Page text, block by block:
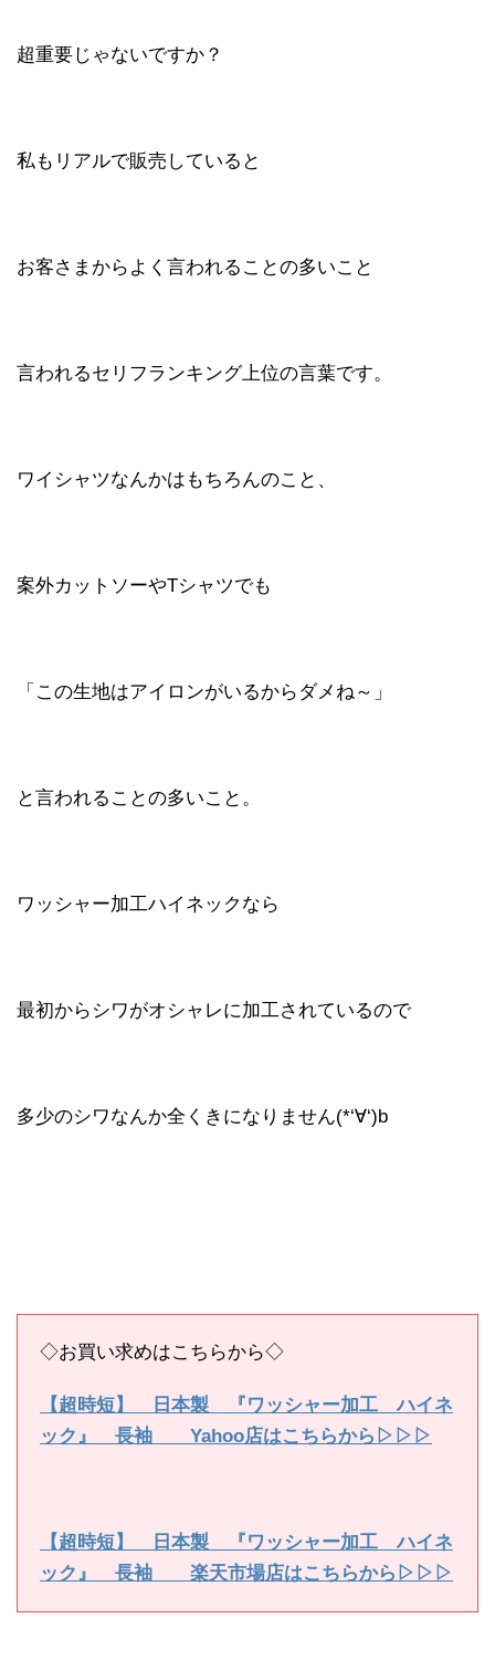
超重要じゃないですか？
私もリアルで販売していると
お客さまからよく言われることの多いこと
言われるセリフランキング上位の言葉です。
ワイシャツなんかはもちろんのこと、
案外カットソーやTシャツでも
「この生地はアイロンがいるからダメね～」
と言われることの多いこと。
ワッシャー加工ハイネックなら
最初からシワがオシャレに加工されているので
多少のシワなんか全くきになりません(*‘∀‘)b
◇お買い求めはこちらから◇
【超時短】 日本製 『ワッシャー加工 ハイネ
ック』 長袖 Yahoo店はこちらから▷▷▷
【超時短】 日本製 『ワッシャー加工 ハイネ
ック』 長袖 楽天市場店はこちらから▷▷▷